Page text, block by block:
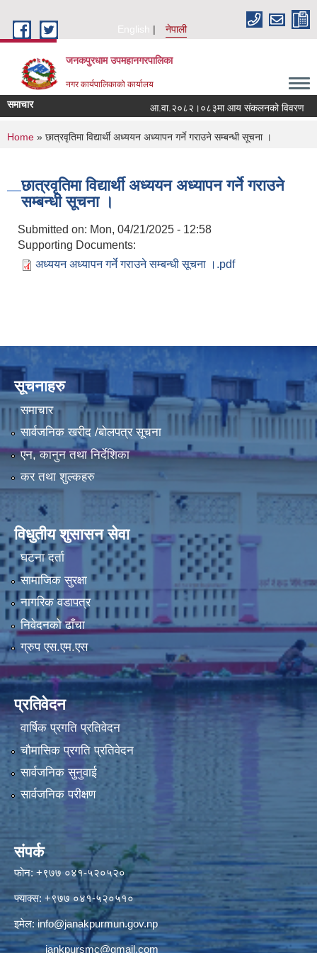
English
नेपाली
जनकपुरधाम उपमहानगरपालिका
नगर कार्यपालिकाको कार्यालय
समाचार आ.वा.२०८२।०८३मा आय संकलनको विवरण
You are here
Home » छात्रवृतिमा विद्यार्थी अध्ययन अध्यापन गर्ने गराउने सम्बन्धी सूचना ।
छात्रवृतिमा विद्यार्थी अध्ययन अध्यापन गर्ने गराउने
सम्बन्धी सूचना ।
Submitted on: Mon, 04/21/2025 - 12:58
Supporting Documents:
अध्ययन अध्यापन गर्ने गराउने सम्बन्धी सूचना ।.pdf
सूचनाहरु
समाचार
सार्वजनिक खरीद /बोलपत्र सूचना
एन, कानुन तथा निर्देशिका
कर तथा शुल्कहरु
विधुतीय शुसासन सेवा
घटना दर्ता
सामाजिक सुरक्षा
नागरिक वडापत्र
निवेदनको ढाँचा
ग्रुप एस.एम.एस
प्रतिवेदन
वार्षिक प्रगति प्रतिवेदन
चौमासिक प्रगति प्रतिवेदन
सार्वजनिक सुनुवाई
सार्वजनिक परीक्षण
संपर्क
फोन: +९७७ ०४१-५२०५२०
फ्याक्स: +९७७ ०४१-५२०५१०
इमेल:info@janakpurmun.gov.np
jankpursmc@gmail.com